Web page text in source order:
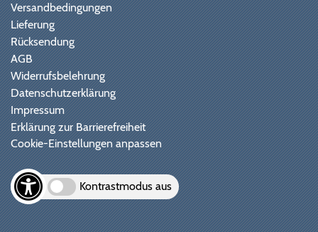
Versandbedingungen
Lieferung
Rücksendung
AGB
Widerrufsbelehrung
Datenschutzerklärung
Impressum
Erklärung zur Barrierefreiheit
Cookie-Einstellungen anpassen
Kontrastmodus aus